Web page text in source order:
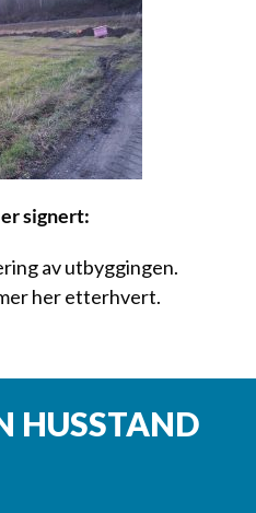
signert:
av utbyggingen.
her etterhvert.
HUSSTAND